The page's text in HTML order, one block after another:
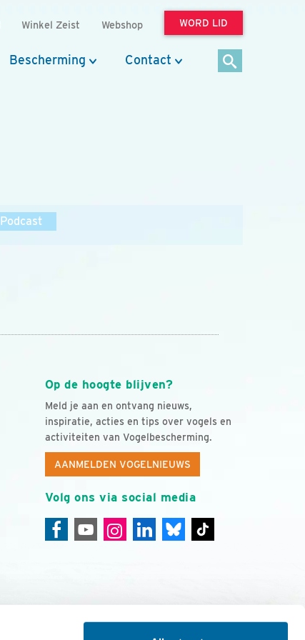
Winkel Zeist Webshop WORD LID
Bescherming Contact
Podcast
Op de hoogte blijven?
Meld je aan en ontvang nieuws,
inspiratie, acties en tips over vogels en
activiteiten van Vogelbescherming.
AANMELDEN VOGELNIEUWS
Volg ons via social media